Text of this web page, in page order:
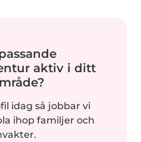
aktiv i ditt
idag så jobbar vi
ihop familjer och